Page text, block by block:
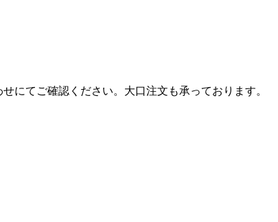
にてご確認ください。大口注文も承っております。